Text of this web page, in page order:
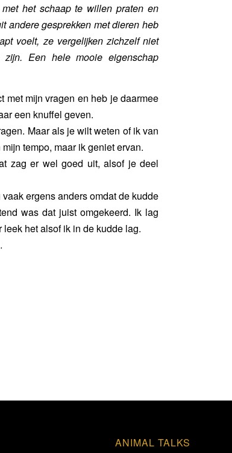
het schaap te willen praten en
andere gesprekken met dieren heb
voelt, ze vergelijken zichzelf niet
Een hele mooie eigenschap
met mijn vragen en heb je daarmee
een knuffel geven.
Maar als je wilt weten of ik van
tempo, maar ik geniet ervan.
zag er wel goed uit, alsof je deel
ergens anders omdat de kudde
was dat juist omgekeerd. Ik lag
het alsof ik in de kudde lag.
ANIMAL TALKS